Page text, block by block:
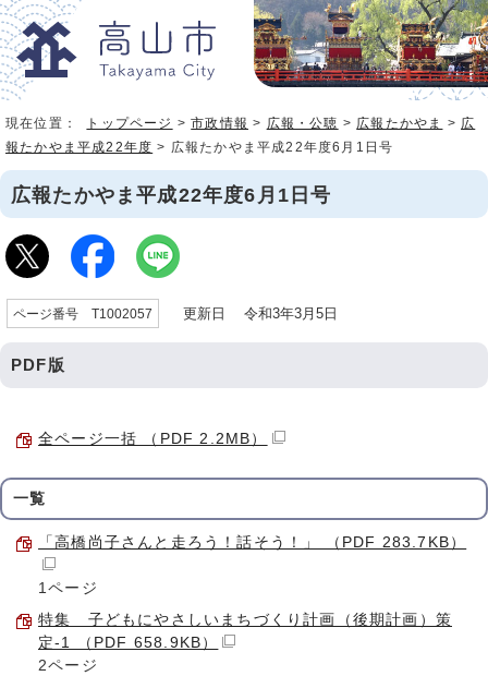
現在位置： トップページ >市政情報 > 広報・公聴 > 広報たかやま > 広
報たかやま平成22年度 > 広報たかやま平成22年度6月1日号
広報たかやま平成22年度6月1日号
ページ番号 T1002057 更新日 令和3年3月5日
PDF版
全ページ一括 （PDF 2.2MB）
一覧
「高橋尚子さんと走ろう！話そう！」 （PDF 283.7KB）
1ページ
特集 子どもにやさしいまちづくり計画（後期計画）策
定-1 （PDF 658.9KB）
2ページ